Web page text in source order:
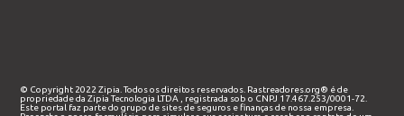
© Copyright 2022 Zipia. Todos os direitos reservados. Rastreadores.org® é de
propriedade daZipia Tecnologia LTDA
, registrada sob o CNPJ 17.467.253/0001-72.
Este portal faz parte do grupo de sites de seguros e finanças de nossa empresa.